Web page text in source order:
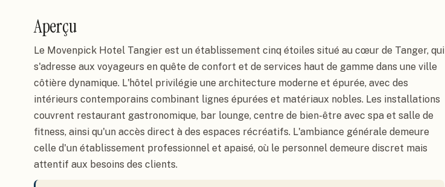
Aperçu
Le Movenpick Hotel Tangier est un établissement cinq étoiles situé au cœur de Tanger, qui
s'adresse aux voyageurs en quête de confort et de services haut de gamme dans une ville
côtière dynamique. L'hôtel privilégie une architecture moderne et épurée, avec des
intérieurs contemporains combinant lignes épurées et matériaux nobles. Les installations
couvrent restaurant gastronomique, bar lounge, centre de bien-être avec spa et salle de
fitness, ainsi qu'un accès direct à des espaces récréatifs. L'ambiance générale demeure
celle d'un établissement professionnel et apaisé, où le personnel demeure discret mais
attentif aux besoins des clients.